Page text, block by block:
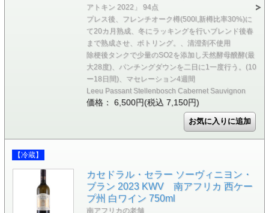
アトキン 2022」 94点
プレス後、フレンチオーク樽(500l,新樽比率30%)に
て20カ月熟成、冬にラッキングを行いブレンド後春
まで熟成させ、ボトリング。、清澄剤不使用
除梗後タンクで少量のSO2を添加し天然酵母醗酵(最
大28度)、パンチングダウンを二日に1一度行う。(10
ー18日間)、マセレーション4週間
Leeu Passant Stellenbosch Cabernet Sauvignon
価格： 6,500円(税込 7,150円)
【冷蔵】
カセドラル・セラー ソーヴィニヨン・
ブラン 2023 KWV 南アフリカ 西ケー
プ州 白ワイン 750ml
南アフリカの老舗